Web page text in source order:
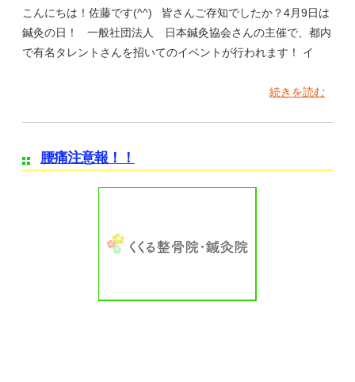
こんにちは！佐藤です(^^) 皆さんご存知でしたか？4月9日は
鍼灸の日！ 一般社団法人 日本鍼灸協会さんの主催で、都内
で有名タレントさんを招いてのイベントが行われます！ イ
続きを読む
腰痛注意報！！